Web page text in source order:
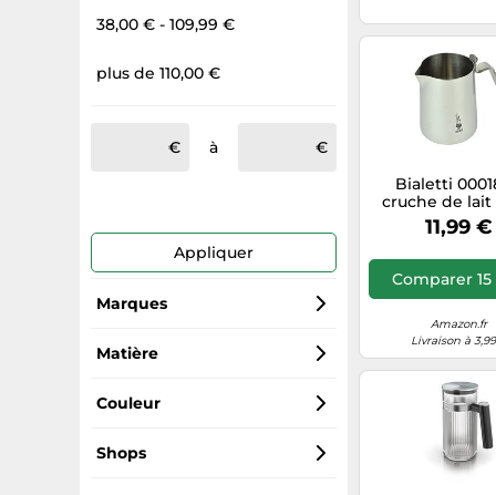
38,00 € - 109,99 €
plus de 110,00 €
à
Appliquer
Marques
Metallurgica Motta
Bialetti
Alessi
Matière
Inox
Plastique
Couleur
Argent
Shops
Bialetti
cruche de lait
inoxydable
11,99 €
Comparer
Amazon.fr
Livraison à